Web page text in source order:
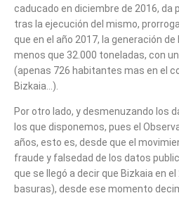
caducado en diciembre de 2016,
tras la ejecución del mismo,
que en el año 2017, la generación
menos que 32.000 toneladas, con
(apenas 726 habitantes mas en el
Bizkaia…).
Por otro lado, y desmenuzando los
los que disponemos, pues el
años, esto es, desde que el
fraude y falsedad de los datos
que se llegó a decir que Bizkaia en
basuras), desde ese momento